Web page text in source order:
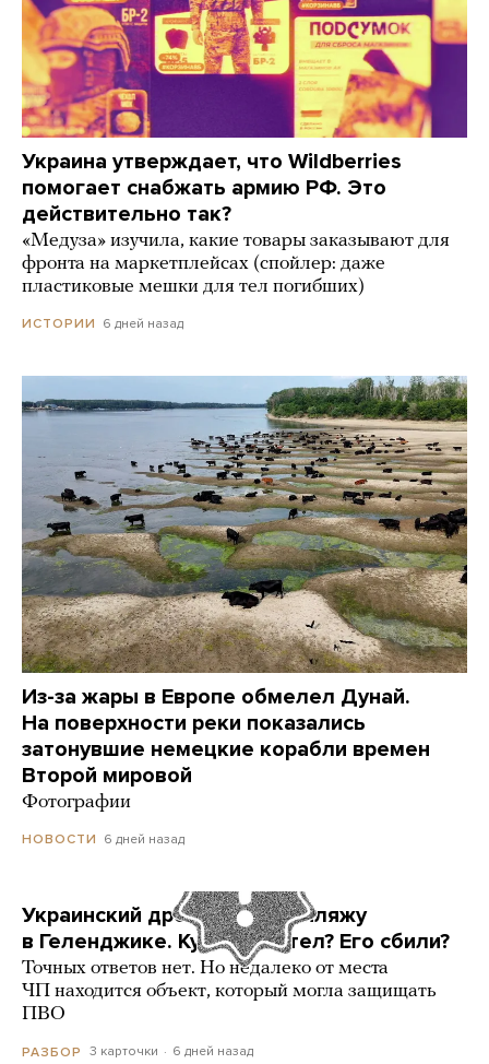
Украина утверждает, что Wildberries
помогает снабжать армию РФ. Это
действительно так?
«Медуза» изучила, какие товары заказывают для
фронта на маркетплейсах (спойлер: даже
пластиковые мешки для тел погибших)
ИСТОРИИ 6 дней назад
Из-за жары в Европе обмелел Дунай.
На поверхности реки показались
затонувшие немецкие корабли времен
Второй мировой
Фотографии
НОВОСТИ 6 дней назад
Украинский дрон попал по пляжу
в Геленджике. Куда он летел? Его сбили?
Точных ответов нет. Но недалеко от места
ЧП находится объект, который могла защищать
ПВО
РАЗБОР 3 карточки 6 дней назад